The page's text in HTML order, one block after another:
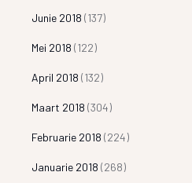
Junie 2018 (137)
Mei 2018 (122)
April 2018 (132)
Maart 2018 (304)
Februarie 2018 (224)
Januarie 2018 (268)